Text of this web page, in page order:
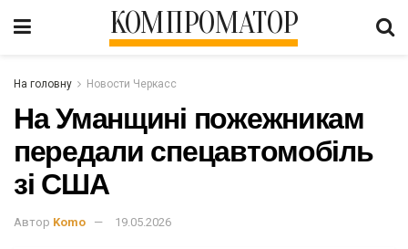
КОМПРОМАТОР
На головну Новости Черкасс
На Уманщині пожежникам
передали спецавтомобіль
зі США
Автор Komo 19.05.2026